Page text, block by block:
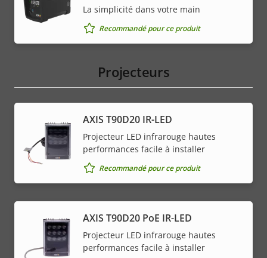
La simplicité dans votre main
Recommandé pour ce produit
Projecteurs
AXIS T90D20 IR-LED
Projecteur LED infrarouge hautes
performances facile à installer
Recommandé pour ce produit
AXIS T90D20 PoE IR-LED
Projecteur LED infrarouge hautes
performances facile à installer